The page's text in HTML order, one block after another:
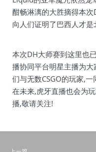
酣畅淋漓的大胜摘得本
向人们证明了巴西人才是
本次DH大师赛到这里也
播协同平台明星主播为
们与无数CSGO的玩家,
在未来,虎牙直播也会为
播,敬请关注!